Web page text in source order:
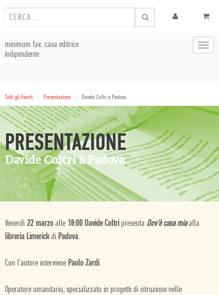
minimum fax: casa editrice
indipendente
Tutti gli Eventi Presentazione Davide Coltri a Padova
PRESENTAZIONE
Davide Coltri a Padova
Venerdì 22 marzo alle 18:00 Davide Coltri presenta Dov'è casa miaalla
libreria Limerickdi Padova.
Con l'autore interviene Paolo Zardi.
Operatore umanitario, specializzato in progetti di istruzione nelle